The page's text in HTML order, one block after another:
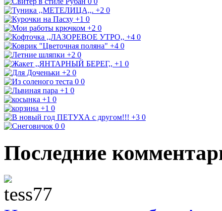
+2 0
+1 0
+2 0
+4 0
+4 0
+2 0
+1 0
+2 0
0 0
+1 0
+1 0
+1 0
+3 0
0 0
Последние